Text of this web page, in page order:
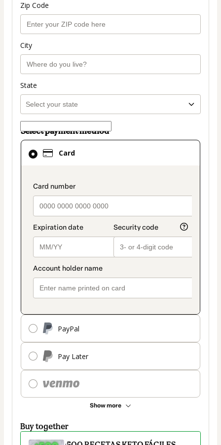
Zip Code
City
State
Select payment method
Card
payment_data.section_title_v2
PayPal
Pay Later
Show more
Card
selected
method
Buy together